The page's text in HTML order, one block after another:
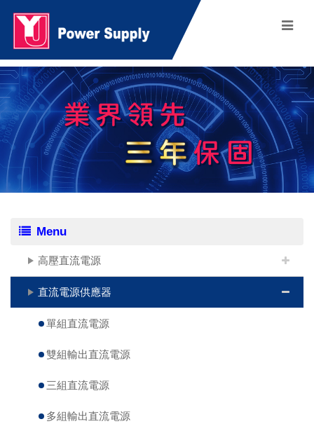
Menu
高壓直流電源
直流電源供應器
單組直流電源
雙組輸出直流電源
三組直流電源
多組輸出直流電源